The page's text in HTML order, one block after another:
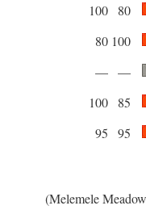
80
100
100
80
—
—
85
100
95
95